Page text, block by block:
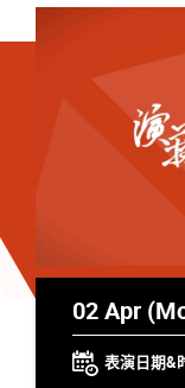
02 Apr
表演日期&